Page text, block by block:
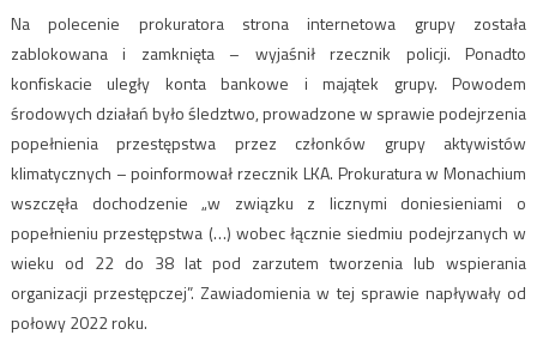
Na polecenie prokuratora strona internetowa grupy została
zablokowana i zamknięta – wyjaśnił rzecznik policji. Ponadto
konfiskacie uległy konta bankowe i majątek grupy. Powodem
środowych działań było śledztwo, prowadzone w sprawie podejrzenia
popełnienia przestępstwa przez członków grupy aktywistów
klimatycznych – poinformował rzecznik LKA. Prokuratura w Monachium
wszczęła dochodzenie „w związku z licznymi doniesieniami o
popełnieniu przestępstwa (…) wobec łącznie siedmiu podejrzanych w
wieku od 22 do 38 lat pod zarzutem tworzenia lub wspierania
organizacji przestępczej”. Zawiadomienia w tej sprawie napływały od
połowy 2022 roku.